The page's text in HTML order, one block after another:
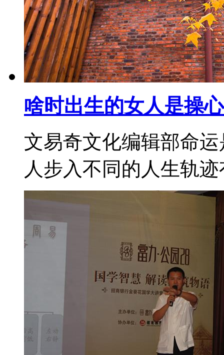
啥时出生的女人是操心
文易奇文化编辑部命
人步入不同的人生轨